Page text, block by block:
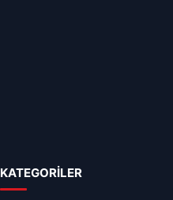
KATEGORİLER